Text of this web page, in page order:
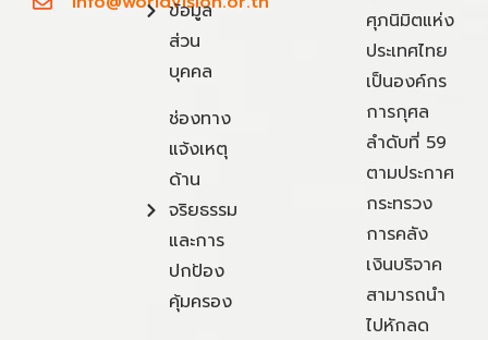
ข้อมูล
ส่วน
บุคคล
ช่องทาง
แจ้งเหตุ
ด้าน
จริยธรรม
และการ
ปกป้อง
คุ้มครอง
ศุภนิมิตแห่ง
ประเทศไทย
เป็นองค์กร
การกุศล
ลำดับที่ 59
ตามประกาศ
กระทรวง
การคลัง
เงินบริจาค
สามารถนำ
ไปหักลด